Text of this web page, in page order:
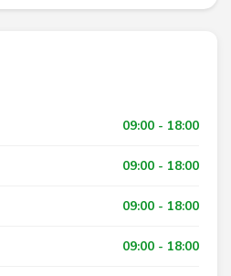
09:00 - 18:00
09:00 - 18:00
09:00 - 18:00
09:00 - 18:00